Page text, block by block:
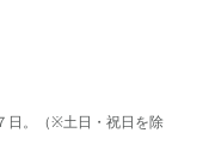
日。（※土日・祝日を除